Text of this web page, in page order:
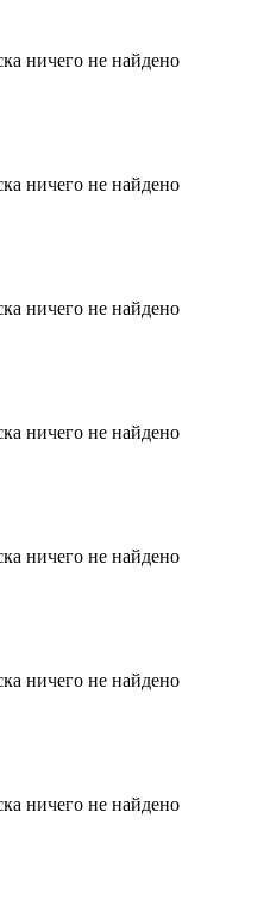
ничего не найдено
ничего не найдено
ничего не найдено
ничего не найдено
ничего не найдено
ничего не найдено
ничего не найдено